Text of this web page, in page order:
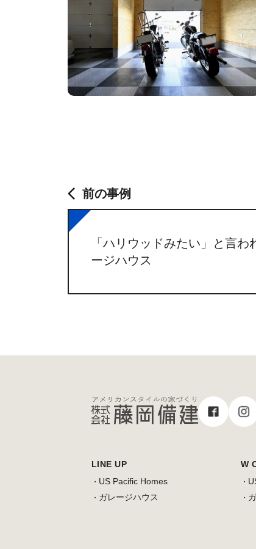
前の事例
「ハリウッドみたい」と言わ
ージハウス
LINE UP
US Pacific Homes
ガレージハウス
W